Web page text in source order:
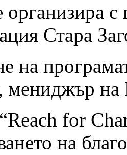
с
Стара
на
мениджър на
for
на